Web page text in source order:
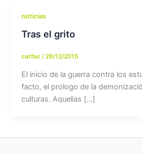
noticias
Tras el grito
catfac /28/12/2015
El inicio de la guerra contra los
facto, el prologo de la
culturas. Aquellas […]